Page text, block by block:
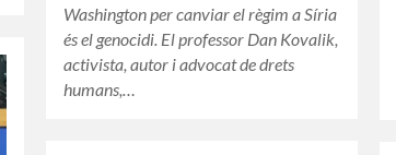
Washington per canviar el règim a Síria
és el genocidi. El professor Dan Kovalik,
activista, autor i advocat de drets
humans,…